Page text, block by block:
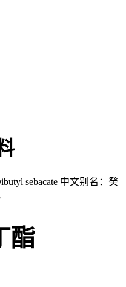
sebacate 中文别名：癸
酯